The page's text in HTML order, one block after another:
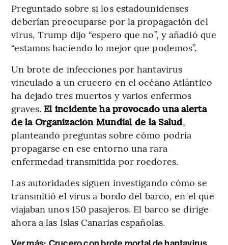
Preguntado sobre si los estadounidenses
deberían preocuparse por la propagación del
virus, Trump dijo “espero que no”, y añadió que
“estamos haciendo lo mejor que podemos”.
Un brote de infecciones por hantavirus
vinculado a un crucero en el océano Atlántico
ha dejado tres muertos y varios enfermos
graves. El incidente ha provocado una alerta
de la Organización Mundial de la Salud,
planteando preguntas sobre cómo podría
propagarse en ese entorno una rara
enfermedad transmitida por roedores.
Las autoridades siguen investigando cómo se
transmitió el virus a bordo del barco, en el que
viajaban unos 150 pasajeros. El barco se dirige
ahora a las Islas Canarias españolas.